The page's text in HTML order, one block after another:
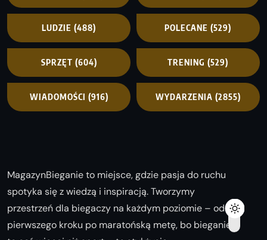
LUDZIE (488) POLECANE (529)
SPRZĘT (604) TRENING (529)
WIADOMOŚCI (916) WYDARZENIA (2855)
MagazynBieganie to miejsce, gdzie pasja do ruchu
spotyka się z wiedzą i inspiracją. Tworzymy
przestrzeń dla biegaczy na każdym poziomie – od
pierwszego kroku po maratońską metę, bo bieganie